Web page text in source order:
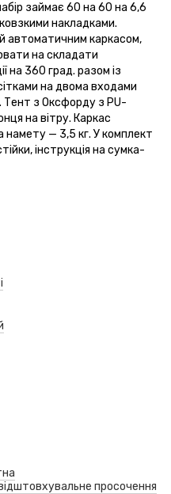
займає 60 на 60 на 6,6
накладками.
автоматичним каркасом,
на складати
на 360 град. разом із
на двома входами
Тент з Оксфорду з PU-
на вітру. Каркас
намету — 3,5 кг. У комплект
інструкція на сумка-
просочення